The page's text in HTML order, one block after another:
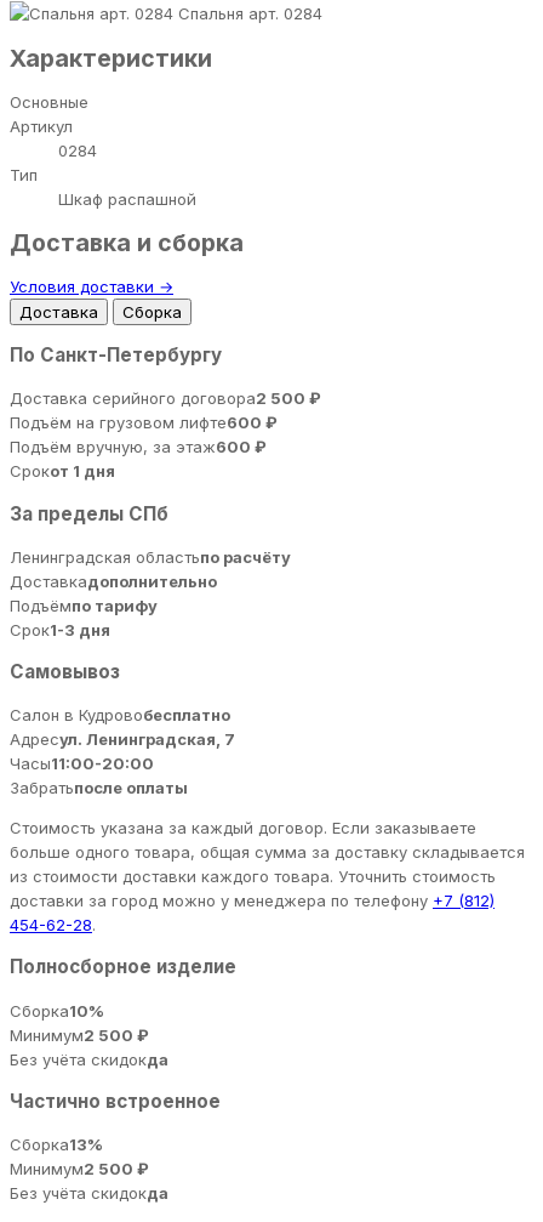
Спальня арт. 0284
Характеристики
Основные
Артикул
0284
Тип
Шкаф распашной
Доставка и сборка
Условия доставки →
Доставка
Сборка
По Санкт-Петербургу
Доставка серийного договора2 500 ₽
Подъём на грузовом лифте600 ₽
Подъём вручную, за этаж600 ₽
Срокот 1 дня
За пределы СПб
Ленинградская областьпо расчёту
Доставкадополнительно
Подъёмпо тарифу
Срок1-3 дня
Самовывоз
Салон в Кудровобесплатно
Адресул. Ленинградская, 7
Часы11:00-20:00
Забратьпосле оплаты
Стоимость указана за каждый договор. Если заказываете
больше одного товара, общая сумма за доставку складывается
из стоимости доставки каждого товара. Уточнить стоимость
доставки за город можно у менеджера по телефону +7 (812)
454-62-28.
Полносборное изделие
Сборка10%
Минимум2 500 ₽
Без учёта скидокда
Частично встроенное
Сборка13%
Минимум2 500 ₽
Без учёта скидокда